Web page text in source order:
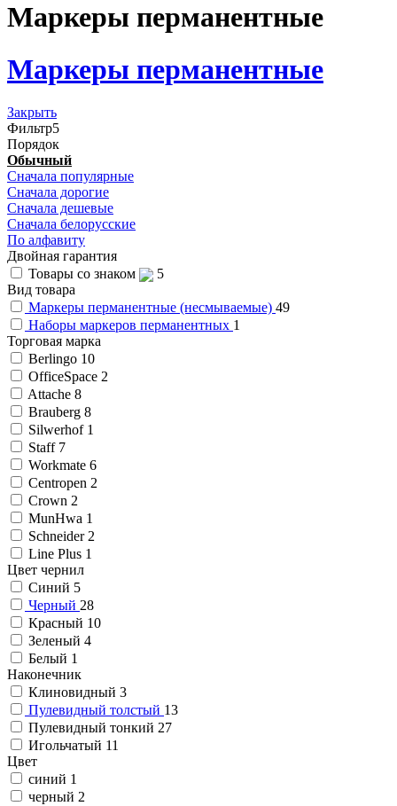
Маркеры перманентные
Маркеры перманентные
Закрыть
Фильтр5
Порядок
Обычный
Сначала популярные
Сначала дорогие
Сначала дешевые
Сначала белорусские
По алфавиту
Двойная гарантия
Товары со знаком
5
Вид товара
Маркеры перманентные (несмываемые) 49
Наборы маркеров перманентных 1
Торговая марка
Berlingo 10
OfficeSpace 2
Attache 8
Brauberg 8
Silwerhof 1
Staff 7
Workmate 6
Centropen 2
Crown 2
MunHwa 1
Schneider 2
Line Plus 1
Цвет чернил
Синий 5
Черный 28
Красный 10
Зеленый 4
Белый 1
Наконечник
Клиновидный 3
Пулевидный толстый 13
Пулевидный тонкий 27
Игольчатый 11
Цвет
синий 1
черный 2